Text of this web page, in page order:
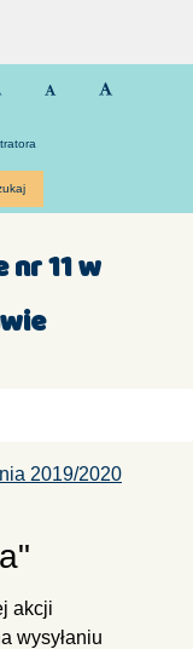
11 w
2019/2020
akcji
wysyłaniu